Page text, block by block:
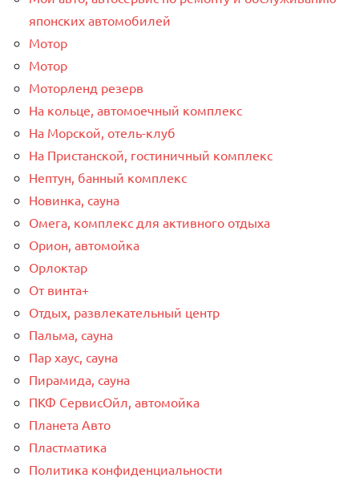
японских автомобилей
Мотор
Мотор
Моторленд резерв
На кольце, автомоечный комплекс
На Морской, отель-клуб
На Пристанской, гостиничный комплекс
Нептун, банный комплекс
Новинка, сауна
Омега, комплекс для активного отдыха
Орион, автомойка
Орлоктар
От винта+
Отдых, развлекательный центр
Пальма, сауна
Пар хаус, сауна
Пирамида, сауна
ПКФ СервисОйл, автомойка
Планета Авто
Пластматика
Политика конфиденциальности